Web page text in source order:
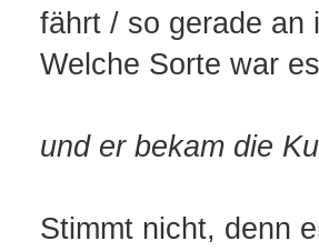
fährt / so gerade an
Welche Sorte war
und er bekam die
Stimmt nicht, denn